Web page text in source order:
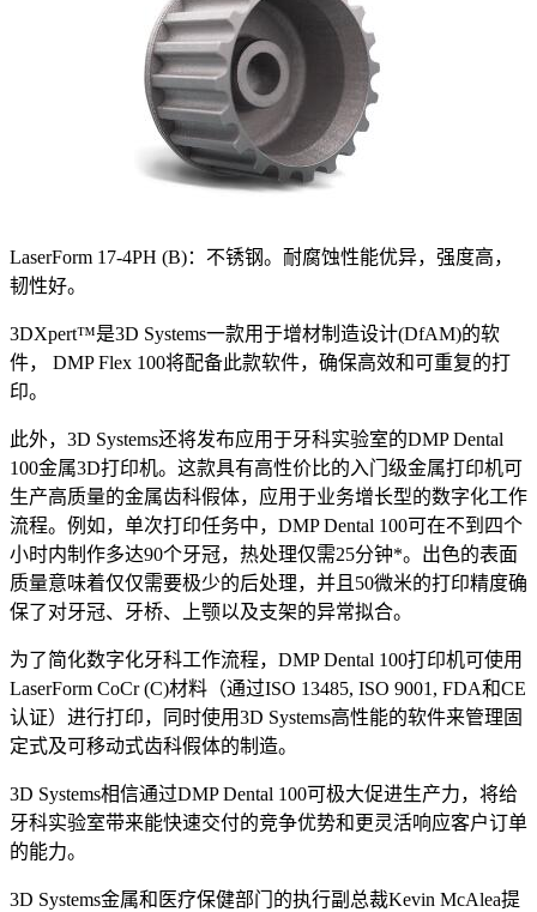
LaserForm 17-4PH (B)：不锈钢。耐腐蚀性能优异，强度高，
韧性好。
3DXpert™是3D Systems一款用于增材制造设计(DfAM)的软
件， DMP Flex 100将配备此款软件，确保高效和可重复的打
印。
此外，3D Systems还将发布应用于牙科实验室的DMP Dental
100金属3D打印机。这款具有高性价比的入门级金属打印机可
生产高质量的金属齿科假体，应用于业务增长型的数字化工作
流程。例如，单次打印任务中，DMP Dental 100可在不到四个
小时内制作多达90个牙冠，热处理仅需25分钟*。出色的表面
质量意味着仅仅需要极少的后处理，并且50微米的打印精度确
保了对牙冠、牙桥、上颚以及支架的异常拟合。
为了简化数字化牙科工作流程，DMP Dental 100打印机可使用
LaserForm CoCr (C)材料（通过ISO 13485, ISO 9001, FDA和CE
认证）进行打印，同时使用3D Systems高性能的软件来管理固
定式及可移动式齿科假体的制造。
3D Systems相信通过DMP Dental 100可极大促进生产力，将给
牙科实验室带来能快速交付的竞争优势和更灵活响应客户订单
的能力。
3D Systems金属和医疗保健部门的执行副总裁Kevin McAlea提